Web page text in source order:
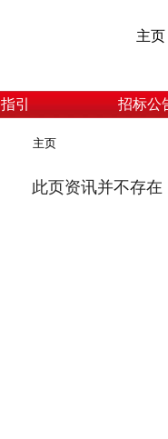
主页
引 招标公
主页